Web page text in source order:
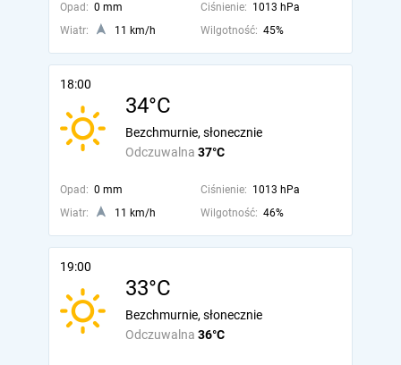
Opad: 0 mm Ciśnienie: 1013 hPa
Wiatr:
11 km/h Wilgotność: 45%
18:00
34°C
Odczuwalna 37°C
Bezchmurnie, słonecznie
Opad: 0 mm Ciśnienie: 1013 hPa
Wiatr:
11 km/h Wilgotność: 46%
19:00
33°C
Odczuwalna 36°C
Bezchmurnie, słonecznie